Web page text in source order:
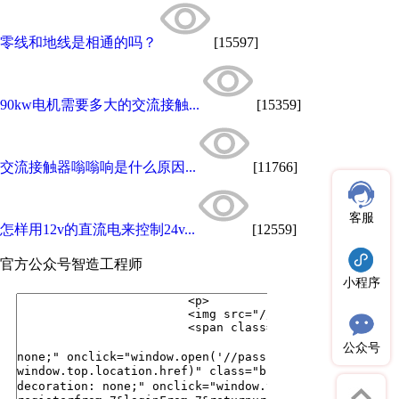
零线和地线是相通的吗？ [15597]
90kw电机需要多大的交流接触... [15359]
交流接触器嗡嗡响是什么原因... [11766]
怎样用12v的直流电来控制24v... [12559]
官方公众号智造工程师
客服
小程序
公众号